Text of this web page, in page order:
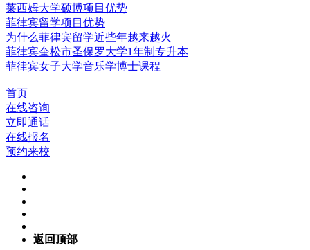
莱西姆大学硕博项目优势
菲律宾留学项目优势
为什么菲律宾留学近些年越来越火
菲律宾奎松市圣保罗大学1年制专升本
菲律宾女子大学音乐学博士课程
首页
在线咨询
立即通话
在线报名
预约来校
返回顶部